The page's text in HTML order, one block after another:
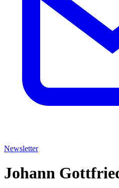
Newsletter
Johann